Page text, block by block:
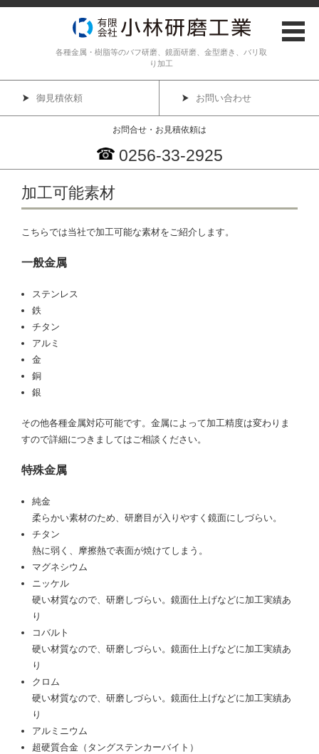
各種金属・樹脂等のバフ研磨、鏡面研磨、金型磨き、バリ取
り加工
御見積依頼 お問い合わせ
お問合せ・お見積依頼は
0256-33-2925
コンテンツに移動
加工可能素材
こちらでは当社で加工可能な素材をご紹介します。
一般金属
ステンレス
鉄
チタン
アルミ
金
銅
銀
その他各種金属対応可能です。金属によって加工精度は変わりま
すので詳細につきましてはご相談ください。
特殊金属
純金
柔らかい素材のため、研磨目が入りやすく鏡面にしづらい。
チタン
熱に弱く、摩擦熱で表面が焼けてしまう。
マグネシウム
ニッケル
硬い材質なので、研磨しづらい。鏡面仕上げなどに加工実績あ
り
コバルト
硬い材質なので、研磨しづらい。鏡面仕上げなどに加工実績あ
り
クロム
硬い材質なので、研磨しづらい。鏡面仕上げなどに加工実績あ
り
アルミニウム
超硬質合金（タングステンカーバイト）